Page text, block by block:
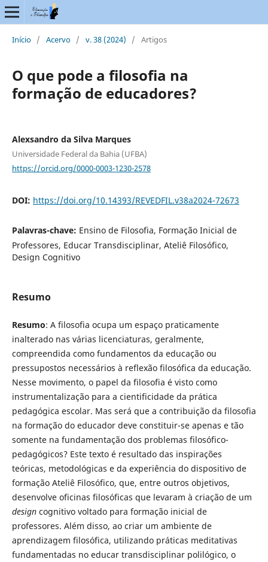
Início / Acervo / v. 38 (2024) / Artigos
O que pode a filosofia na
formação de educadores?
Alexsandro da Silva Marques
Universidade Federal da Bahia (UFBA)
https://orcid.org/0000-0003-1230-2578
DOI: https://doi.org/10.14393/REVEDFIL.v38a2024-72673
Palavras-chave: Ensino de Filosofia, Formação Inicial de
Professores, Educar Transdisciplinar, Ateliê Filosófico,
Design Cognitivo
Resumo
Resumo: A filosofia ocupa um espaço praticamente
inalterado nas várias licenciaturas, geralmente,
compreendida como fundamentos da educação ou
pressupostos necessários à reflexão filosófica da educação.
Nesse movimento, o papel da filosofia é visto como
instrumentalização para a cientificidade da prática
pedagógica escolar. Mas será que a contribuição da filosofia
na formação do educador deve constituir-se apenas e tão
somente na fundamentação dos problemas filosófico-
pedagógicos? Este texto é resultado das inspirações
teóricas, metodológicas e da experiência do dispositivo de
formação Ateliê Filosófico, que, entre outros objetivos,
desenvolve oficinas filosóficas que levaram à criação de um
designcognitivo voltado para formação inicial de
professores. Além disso, ao criar um ambiente de
aprendizagem filosófica, utilizando práticas meditativas
fundamentadas no educar transdisciplinar polilógico, o